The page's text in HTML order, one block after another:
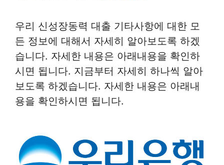
우리 신성장동력 대출 기타사항에 대한 모
든 정보에 대해서 자세히 알아보도록 하겠
습니다. 자세한 내용은 아래내용을 확인하
시면 됩니다. 지금부터 자세히 하나씩 알아
보도록 하겠습니다. 자세한 내용은 아래내
용을 확인하시면 됩니다.